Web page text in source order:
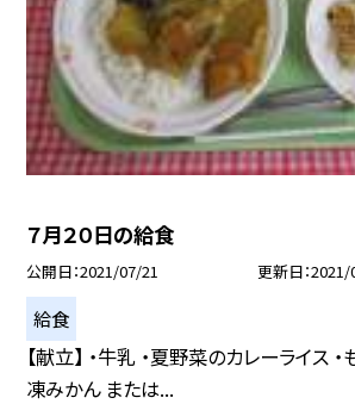
７月２０日の給食
公開日 2021/07/21 更新日 2021/
給食
【献立】 ・牛乳 ・夏野菜のカレーライス
凍みかん または...